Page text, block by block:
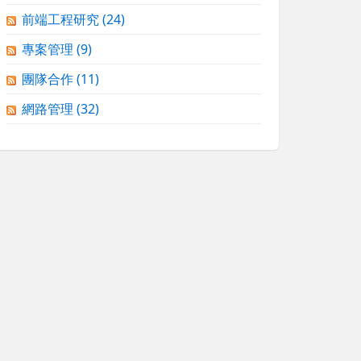
前端工程研究(24)
專案管理 (9)
團隊合作(11)
網路管理 (32)